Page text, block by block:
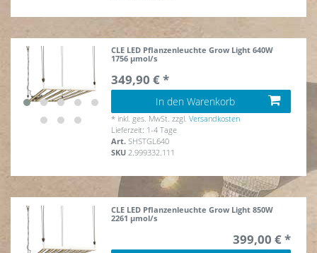
CLE LED Pflanzenleuchte Grow Light 640W
1756 µmol/s
349,90 € *
In den Warenkorb
* inkl. ges. MwSt. zzgl.Versandkosten
Lieferzeit: 1-4 Tage
Art.SHSTGL640
SKU2.999332.111
CLE LED Pflanzenleuchte Grow Light 850W
2261 µmol/s
399,00 € *